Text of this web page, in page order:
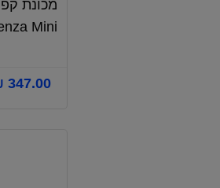
Mini
347.00